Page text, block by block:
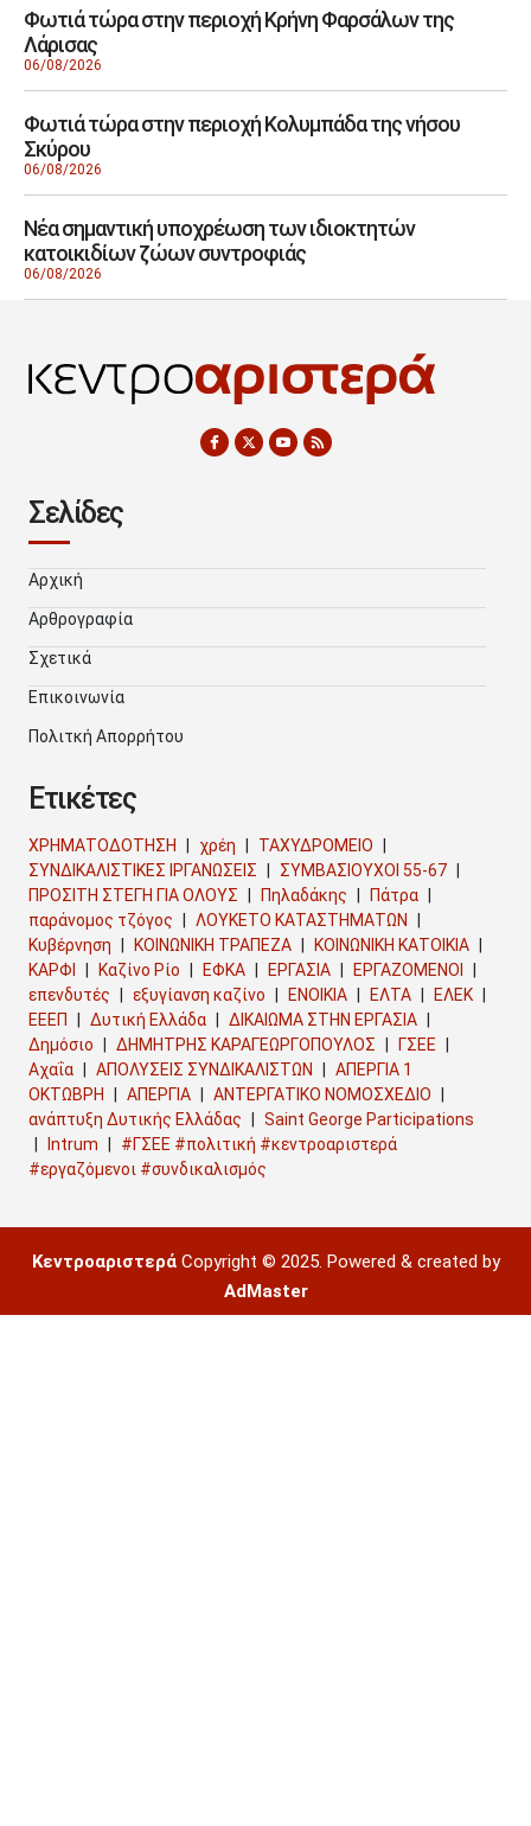
Φωτιά τώρα στην περιοχή Κρήνη Φαρσάλων της
Λάρισας
06/08/2026
Φωτιά τώρα στην περιοχή Κολυμπάδα της νήσου
Σκύρου
06/08/2026
Νέα σημαντική υποχρέωση των ιδιοκτητών
κατοικιδίων ζώων συντροφιάς
06/08/2026
Σελίδες
Αρχική
Αρθρογραφία
Σχετικά
Επικοινωνία
Πολιτκή Απορρήτου
Ετικέτες
ΧΡΗΜΑΤΟΔΟΤΗΣΗ χρέη
ΤΑΧΥΔΡΟΜΕΙΟ
ΣΥΝΔΙΚΑΛΙΣΤΙΚΕΣ ΙΡΓΑΝΩΣΕΙΣ
ΣΥΜΒΑΣΙΟΥΧΟΙ 55-67
ΠΡΟΣΙΤΗ ΣΤΕΓΗ ΓΙΑ ΟΛΟΥΣ
Πηλαδάκης
Πάτρα
παράνομος τζόγος
ΛΟΥΚΕΤΟ ΚΑΤΑΣΤΗΜΑΤΩΝ
Κυβέρνηση
ΚΟΙΝΩΝΙΚΗ ΤΡΑΠΕΖΑ
ΚΟΙΝΩΝΙΚΗ ΚΑΤΟΙΚΙΑ
ΚΑΡΦΙ
Καζίνο Ρίο ΕΦΚΑ ΕΡΓΑΣΙΑ
ΕΡΓΑΖΟΜΕΝΟΙ
επενδυτές
εξυγίανση καζίνο ΕΝΟΙΚΙΑ ΕΛΤΑ
ΕΛΕΚ
ΕΕΕΠ
Δυτική Ελλάδα
ΔΙΚΑΙΩΜΑ ΣΤΗΝ ΕΡΓΑΣΙΑ
Δημόσιο
ΔΗΜΗΤΡΗΣ ΚΑΡΑΓΕΩΡΓΟΠΟΥΛΟΣ
ΓΣΕΕ
Αχαΐα
ΑΠΟΛΥΣΕΙΣ ΣΥΝΔΙΚΑΛΙΣΤΩΝ
ΑΠΕΡΓΙΑ 1
ΟΚΤΩΒΡΗ
ΑΠΕΡΓΙΑ
ΑΝΤΕΡΓΑΤΙΚΟ ΝΟΜΟΣΧΕΔΙΟ
ανάπτυξη Δυτικής Ελλάδας
Saint George Participations
Intrum
#ΓΣΕΕ #πολιτική #κεντροαριστερά
#εργαζόμενοι #συνδικαλισμός
ΚεντροαριστεράCopyright © 2025. Powered & created by
AdMaster